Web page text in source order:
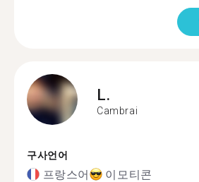
L.
Cambrai
구사언어
프랑스어 이모티콘